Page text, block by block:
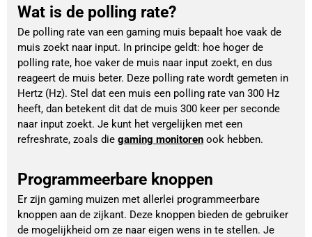
Wat is de polling rate?
De polling rate van een gaming muis bepaalt hoe vaak de
muis zoekt naar input. In principe geldt: hoe hoger de
polling rate, hoe vaker de muis naar input zoekt, en dus
reageert de muis beter. Deze polling rate wordt gemeten in
Hertz (Hz). Stel dat een muis een polling rate van 300 Hz
heeft, dan betekent dit dat de muis 300 keer per seconde
naar input zoekt. Je kunt het vergelijken met een
refreshrate, zoals die gaming monitoren ook hebben.
Programmeerbare knoppen
Er zijn gaming muizen met allerlei programmeerbare
knoppen aan de zijkant. Deze knoppen bieden de gebruiker
de mogelijkheid om ze naar eigen wens in te stellen. Je